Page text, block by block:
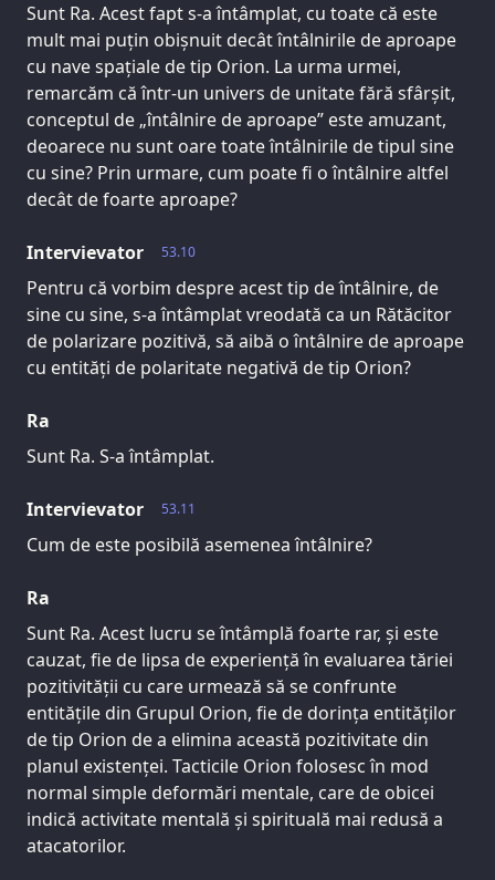
Sunt Ra. Acest fapt s-a întâmplat, cu toate că este
mult mai puțin obișnuit decât întâlnirile de aproape
cu nave spațiale de tip Orion. La urma urmei,
remarcăm că într-un univers de unitate fără sfârșit,
conceptul de „întâlnire de aproape” este amuzant,
deoarece nu sunt oare toate întâlnirile de tipul sine
cu sine? Prin urmare, cum poate fi o întâlnire altfel
decât de foarte aproape?
53.10
Intervievator
Pentru că vorbim despre acest tip de întâlnire, de
sine cu sine, s-a întâmplat vreodată ca un Rătăcitor
de polarizare pozitivă, să aibă o întâlnire de aproape
cu entități de polaritate negativă de tip Orion?
Ra
Sunt Ra. S-a întâmplat.
53.11
Intervievator
Cum de este posibilă asemenea întâlnire?
Ra
Sunt Ra. Acest lucru se întâmplă foarte rar, și este
cauzat, fie de lipsa de experiență în evaluarea tăriei
pozitivității cu care urmează să se confrunte
entitățile din Grupul Orion, fie de dorința entităților
de tip Orion de a elimina această pozitivitate din
planul existenței. Tacticile Orion folosesc în mod
normal simple deformări mentale, care de obicei
indică activitate mentală și spirituală mai redusă a
atacatorilor.